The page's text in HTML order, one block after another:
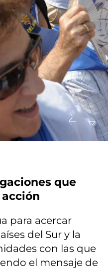
que
para acercar
del Sur y la
con las que
el mensaje de